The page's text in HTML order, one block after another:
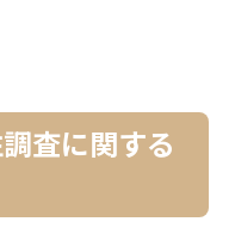
査に関する